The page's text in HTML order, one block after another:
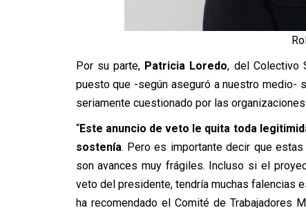
Por su parte, Patricia Loredo, del Colectivo
puesto que -según aseguró a nuestro medio-
seriamente cuestionado por las
“Este anuncio de veto le quita toda
sostenía. Pero es importante decir que
son avances muy frágiles. Incluso si el
veto del presidente, tendría muchas falencias
ha recomendado el Comité de Trabajadores